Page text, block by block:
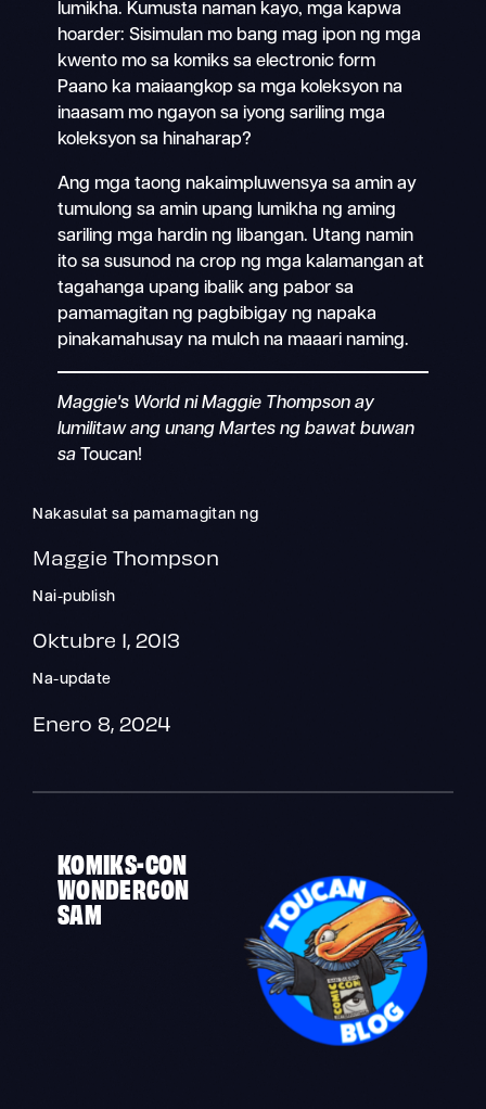
lumikha. Kumusta naman kayo, mga kapwa
hoarder: Sisimulan mo bang mag ipon ng mga
kwento mo sa komiks sa electronic form
Paano ka maiaangkop sa mga koleksyon na
inaasam mo ngayon sa iyong sariling mga
koleksyon sa hinaharap?
Ang mga taong nakaimpluwensya sa amin ay
tumulong sa amin upang lumikha ng aming
sariling mga hardin ng libangan. Utang namin
ito sa susunod na crop ng mga kalamangan at
tagahanga upang ibalik ang pabor sa
pamamagitan ng pagbibigay ng napaka
pinakamahusay na mulch na maaari naming.
Maggie's World ni Maggie Thompson ay
lumilitaw ang unang Martes ng bawat buwan
saToucan!
Nakasulat sa pamamagitan ng
Maggie Thompson
Nai-publish
Oktubre 1, 2013
Na-update
Enero 8, 2024
KOMIKS-CON
WONDERCON
SAM